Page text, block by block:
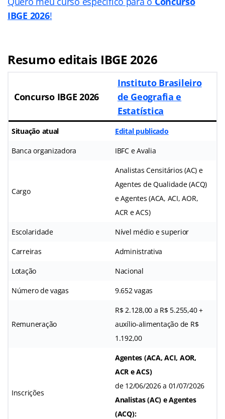
IBGE 2026!
Resumo editais IBGE 2026
Concurso IBGE 2026
Instituto Brasileiro
de Geografia e
Estatística
Situação atual Edital publicado
Banca organizadora IBFC e Avalia
Cargo
Analistas Censitários (AC) e
Agentes de Qualidade (ACQ)
e Agentes (ACA, ACI, AOR,
ACR e ACS)
Escolaridade Nível médio e superior
Carreiras Administrativa
Lotação Nacional
Número de vagas 9.652 vagas
Remuneração
R$ 2.128,00 a R$ 5.255,40 +
auxílio-alimentação de R$
1.192,00
Inscrições
Agentes (ACA, ACI, AOR,
ACR e ACS)
de 12/06/2026 a 01/07/2026
Analistas (AC) e Agentes
(ACQ):